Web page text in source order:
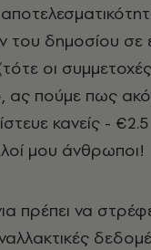
δημοσίου σε
οι
ας πούμε πως
κανείς -
μου άνθρωποι!
πρέπει να